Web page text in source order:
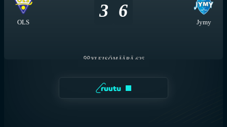
OLS
3 6
Jymy
YLEISÖMÄÄRÄ 625